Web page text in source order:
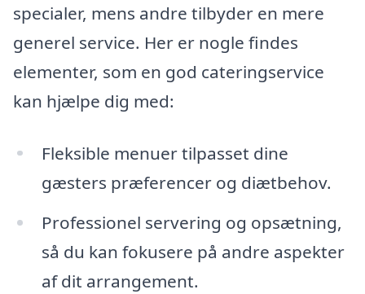
specialer, mens andre tilbyder en mere
generel service. Her er nogle findes
elementer, som en god cateringservice
kan hjælpe dig med:
Fleksible menuer tilpasset dine
gæsters præferencer og diætbehov.
Professionel servering og opsætning,
så du kan fokusere på andre aspekter
af dit arrangement.